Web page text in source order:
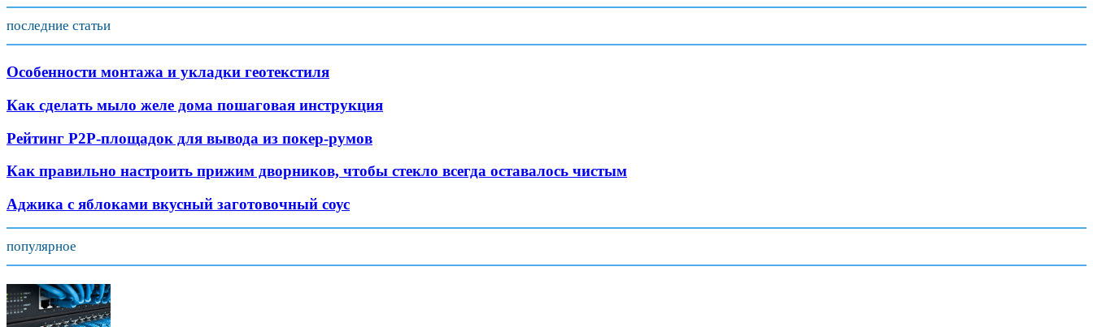
последние статьи
Особенности монтажа и укладки геотекстиля
Как сделать мыло желе дома пошаговая инструкция
Рейтинг Р2Р-площадок для вывода из покер-румов
Как правильно настроить прижим дворников, чтобы стекло всегда оставалось чистым
Аджика с яблоками вкусный заготовочный соус
популярное